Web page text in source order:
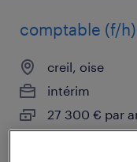
comptable (f/h)
creil, oise
intérim
27 300 € par